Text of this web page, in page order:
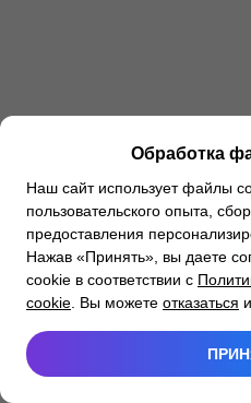
Обработка
Наш сайт использует файлы
пользовательского опыта,
предоставления
Нажав «Принять», вы даете
cookie в соответствии с
cookie . Вы можете отказаться